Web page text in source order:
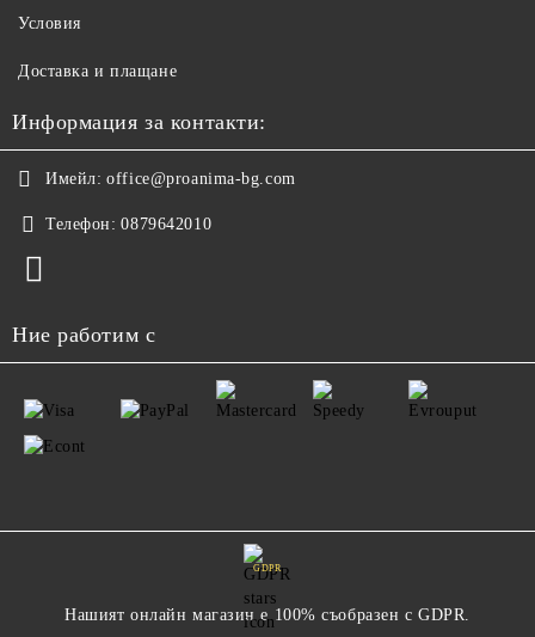
Условия
Доставка и плащане
Информация за контакти:
Имейл: office@proanima-bg.com
Телефон: 0879642010
Ние работим с
GDPR
Нашият онлайн магазин е 100% съобразен с GDPR.